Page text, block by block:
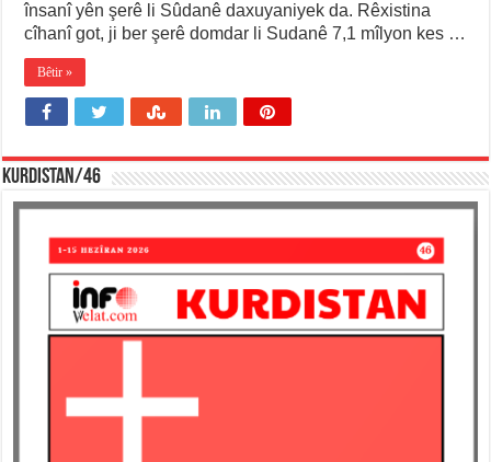
însanî yên şerê li Sûdanê daxuyaniyek da. Rêxistina
cîhanî got, ji ber şerê domdar li Sudanê 7,1 mîlyon kes …
Bêtir »
KURDISTAN/46